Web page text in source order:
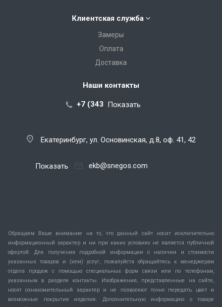
Клиентская служба
Замеры
Оплата
Доставка
Наши контакты
+7 (343) 288-07-25
Показать
Екатеринбург, ул. Основинская, д.8, оф. 41, 42
ekb@snegos.com
Показать
Обращаем Ваше внимание на то, что данный сайт носит исключительно
информационный характер и ни при каких условиях не является публичной
офертой. Для получения подробной информации о наличии и стоимости
указанных товаров и (или) услуг, пожалуйста обращайтесь к менеджерам
отдела продаж с помощью специальных форм связи или по телефонам,
указанным в разделе контакты. Изображения, представленные на сайте,
носят ознакомительный характер и не позволяют точно передать цвет и
возможные покрытия изделия. Дополнительную информацию о товаре